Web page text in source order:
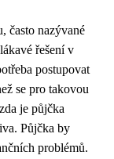
často nazývané
řešení v
postupovat
se pro takovou
je půjčka
Půjčka by
problémů.